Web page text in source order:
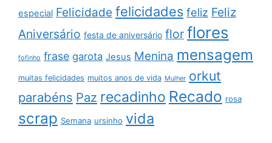
especial Felicidade felicidades feliz Feliz
Aniversário festa de aniversário flor flores
fofinho frase garota Jesus Menina mensagem
muitas felicidades muitos anos de vida Mulher orkut
parabéns Paz recadinho Recado rosa
scrap Semana ursinho vida